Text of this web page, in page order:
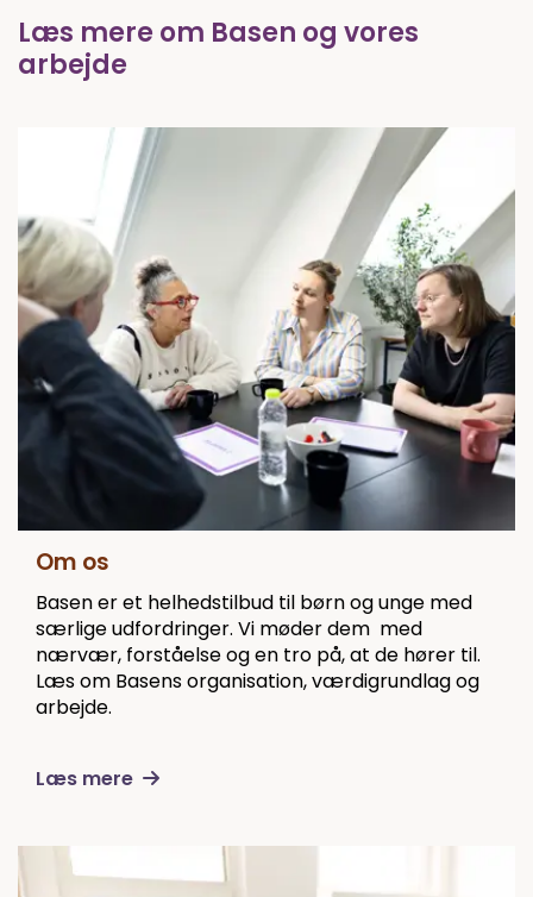
Læs mere om Basen og vores
arbejde
Om os
Basen er et helhedstilbud til børn og unge med
særlige udfordringer. Vi møder dem med
nærvær, forståelse og en tro på, at de hører til.
Læs om Basens organisation, værdigrundlag og
arbejde.
Læs mere